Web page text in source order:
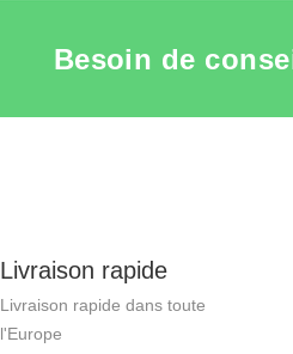
Besoin de
Livraison rapide
Livraison rapide dans toute
l'Europe